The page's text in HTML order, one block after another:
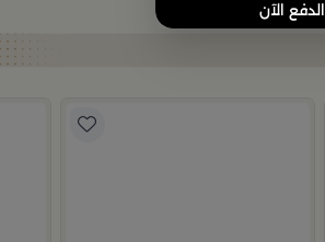
الدفع الآن